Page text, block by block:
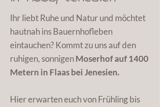
Ihr liebt Ruhe und Natur und möchtet
hautnah ins Bauernhofleben
eintauchen? Kommt zu uns auf den
ruhigen, sonnigenMoserhof auf 1400
Metern in Flaas bei Jenesien.
Hier erwarten euch von Frühling bis